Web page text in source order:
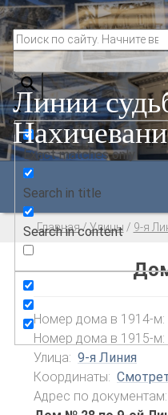
Линии
Нахичевани
Exact matches only
Search in title
Search in content
Главная/Улицы / 9-я
Номер дома в 1914-м:
Номер дома в 1915-м:
Улица: 9-я Линия
Координаты:
Адрес по документам: